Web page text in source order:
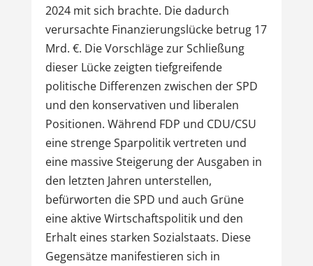
2024 mit sich brachte. Die dadurch
verursachte Finanzierungslücke betrug 17
Mrd. €. Die Vorschläge zur Schließung
dieser Lücke zeigten tiefgreifende
politische Differenzen zwischen der SPD
und den konservativen und liberalen
Positionen. Während FDP und CDU/CSU
eine strenge Sparpolitik vertreten und
eine massive Steigerung der Ausgaben in
den letzten Jahren unterstellen,
befürworten die SPD und auch Grüne
eine aktive Wirtschaftspolitik und den
Erhalt eines starken Sozialstaats. Diese
Gegensätze manifestieren sich in